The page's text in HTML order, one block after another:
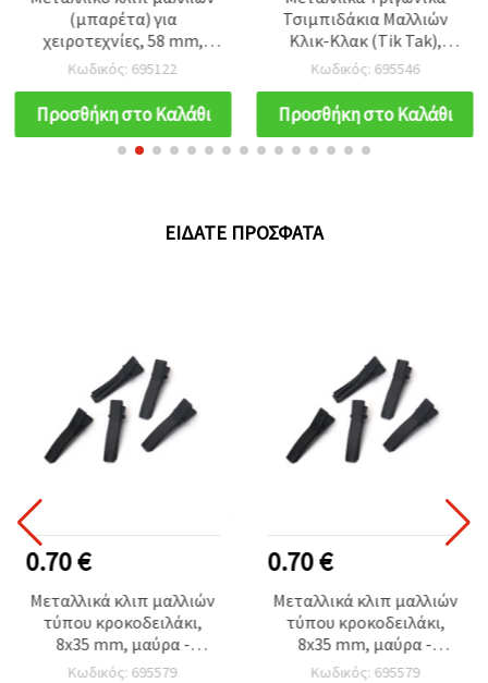
(μπαρέτα) για
χειροτεχνίες, 58 mm,
μικτά χρώματα - σετ 5
τεμ.
Κωδικός: 695122
Προσθήκη στο Καλάθι
Τσιμπιδάκια Μαλλιών
Κλικ-Κλακ (Tik Tak),
32x67x0,3 mm, Μαύρα - 2
τεμ.
Κωδικός: 695546
Προσθήκη στο Καλάθι
ΕΊΔΑΤΕ ΠΡΌΣΦΑΤΑ
0.70 €
Μεταλλικά κλιπ μαλλιών
τύπου κροκοδειλάκι,
8x35 mm, μαύρα -
Συσκευασία 10 τεμ.
Κωδικός: 695579
0.70 €
Μεταλλικά κλιπ μαλλιών
τύπου κροκοδειλάκι,
8x35 mm, μαύρα -
Συσκευασία 10 τεμ.
Κωδικός: 695579